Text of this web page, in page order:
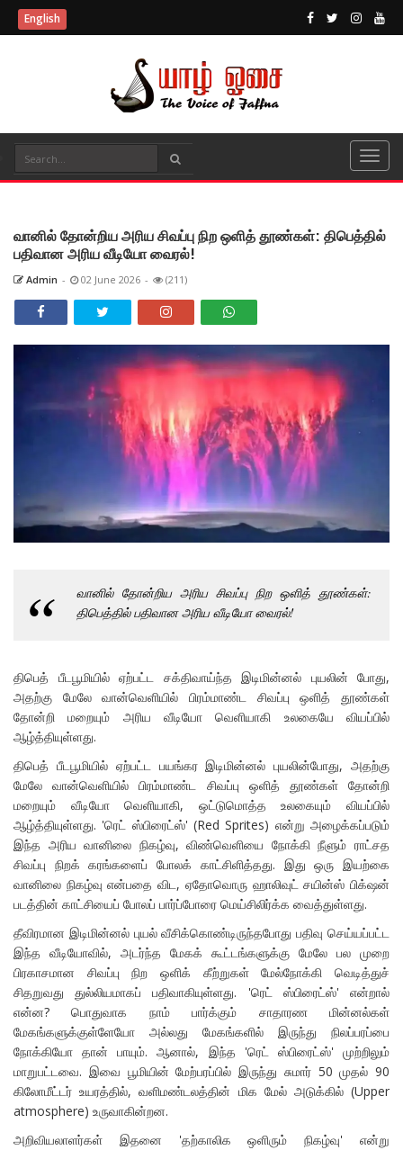
English
வானில் தோன்றிய அரிய சிவப்பு நிற ஒளித் தூண்கள்: திபெத்தில்
பதிவான அரிய வீடியோ வைரல்!
Admin - 02 June 2026 - (211)
வானில் தோன்றிய அரிய சிவப்பு நிற ஒளித் தூண்கள்:
திபெத்தில் பதிவான அரிய வீடியோ வைரல்!
திபெத் பீடபூமியில் ஏற்பட்ட சக்திவாய்ந்த இடிமின்னல் புயலின் போது,
அதற்கு மேலே வான்வெளியில் பிரம்மாண்ட சிவப்பு ஒளித் தூண்கள்
தோன்றி மறையும் அரிய வீடியோ வெளியாகி உலகையே வியப்பில்
ஆழ்த்தியுள்ளது.
திபெத் பீடபூமியில் ஏற்பட்ட பயங்கர இடிமின்னல் புயலின்போது, அதற்கு
மேலே வான்வெளியில் பிரம்மாண்ட சிவப்பு ஒளித் தூண்கள் தோன்றி
மறையும் வீடியோ வெளியாகி, ஒட்டுமொத்த உலகையும் வியப்பில்
ஆழ்த்தியுள்ளது. 'ரெட் ஸ்பிரைட்ஸ்' (Red Sprites) என்று அழைக்கப்படும்
இந்த அரிய வானிலை நிகழ்வு, விண்வெளியை நோக்கி நீளும் ராட்சத
சிவப்பு நிறக் கரங்களைப் போலக் காட்சிளித்தது. இது ஒரு இயற்கை
வானிலை நிகழ்வு என்பதை விட, ஏதோவொரு ஹாலிவுட் சயின்ஸ் பிக்‌ஷன்
படத்தின் காட்சியைப் போலப் பார்ப்போரை மெய்சிலிர்க்க வைத்துள்ளது.
தீவிரமான இடிமின்னல் புயல் வீசிக்கொண்டிருந்தபோது பதிவு செய்யப்பட்ட
இந்த வீடியோவில், அடர்ந்த மேகக் கூட்டங்களுக்கு மேலே பல முறை
பிரகாசமான சிவப்பு நிற ஒளிக் கீற்றுகள் மேல்நோக்கி வெடித்துச்
சிதறுவது துல்லியமாகப் பதிவாகியுள்ளது. 'ரெட் ஸ்பிரைட்ஸ்' என்றால்
என்ன? பொதுவாக நாம் பார்க்கும் சாதாரண மின்னல்கள்
மேகங்களுக்குள்ளேயோ அல்லது மேகங்களில் இருந்து நிலப்பரப்பை
நோக்கியோ தான் பாயும். ஆனால், இந்த 'ரெட் ஸ்பிரைட்ஸ்' முற்றிலும்
மாறுபட்டவை. இவை பூமியின் மேற்பரப்பில் இருந்து சுமார் 50 முதல் 90
கிலோமீட்டர் உயரத்தில், வளிமண்டலத்தின் மிக மேல் அடுக்கில் (Upper
atmosphere) உருவாகின்றன.
அறிவியலாளர்கள் இதனை 'தற்காலிக ஒளிரும் நிகழ்வு' என்று